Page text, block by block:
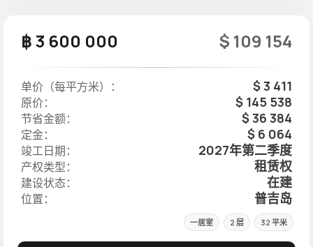
฿ 3 600 000 $ 109 154
单价（每平方米）： $ 3 411
原价： $ 145 538
节省金额： $ 36 384
定金： $ 6 064
竣工日期： 2027年第二季度
产权类型： 租赁权
建设状态： 在建
位置： 普吉岛
一居室 2 层 32 平米